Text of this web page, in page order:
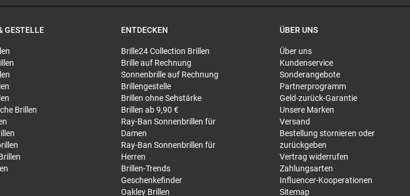
GESTELLE
Brillen
ENTDECKEN
Brille24 Collection Brillen
Brille auf Rechnung
Sonnenbrille auf Rechnung
Brillengestelle
Brillen ohne Sehstärke
Brillen ab 9,90 €
Ray-Ban Sonnenbrillen für
Damen
Ray-Ban Sonnenbrillen für
Herren
Brillen-Trends
Geschenkefinder
Oakley Brillen
ÜBER UNS
Über uns
Kundenservice
Sonderangebote
Partnerprogramm
Geld-zurück-Garantie
Unsere Marken
Versand
Bestellung stornieren oder
zurückgeben
Vertrag widerrufen
Zahlungsarten
Influencer-Kooperationen
Sitemap